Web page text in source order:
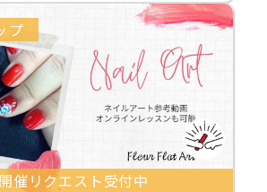
プ
開催リクエスト受付中